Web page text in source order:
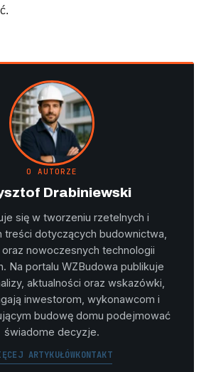
O AUTORZE
Drabiniewski
się w tworzeniu rzetelnych i
treści dotyczących budownictwa,
nowoczesnych technologii
Na portalu WZBudowa publikuje
aktualności oraz wskazówki,
inwestorom, wykonawcom i
budowę domu podejmować
świadome decyzje.
ARTYKUŁÓWKONTAKT